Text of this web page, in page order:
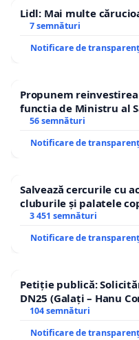
Lidl: Mai multe
7 semnături
Notificare de
Propunem
functia de Ministru al
56 semnături
Notificare de
Salvează cercurile cu
cluburile și palatele
3 451 semnături
Notificare de
Petiție publică:
DN25 (Galați – Hanu
traseului în afara
104 semnături
Notificare de